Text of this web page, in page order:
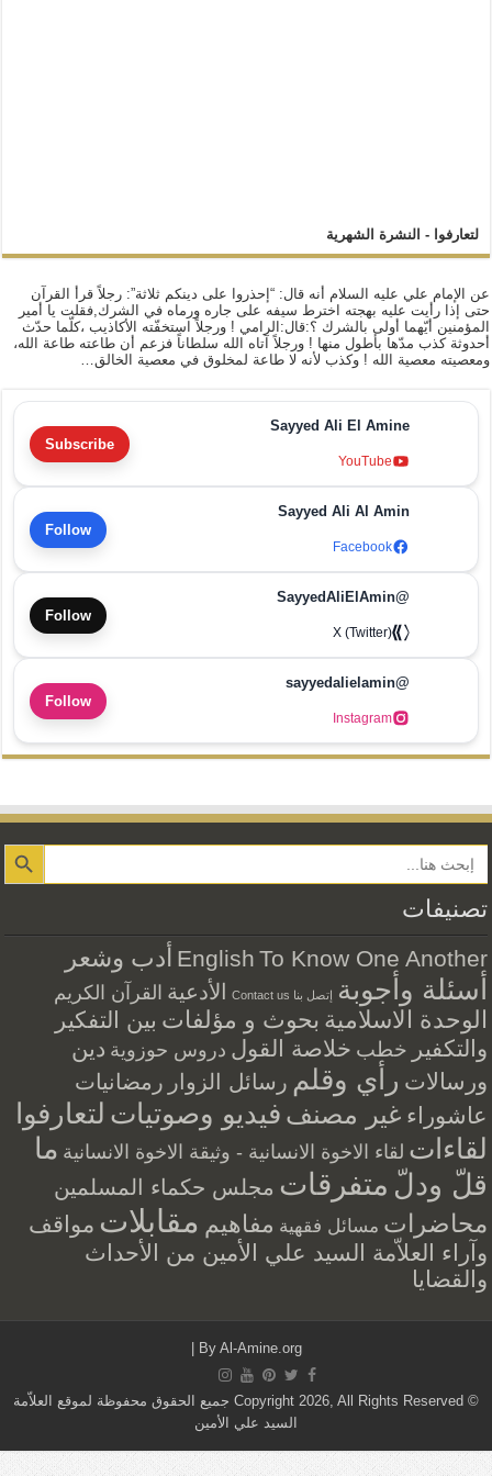
لتعارفوا - النشرة الشهرية
عن الإمام علي عليه السلام أنه قال: “إحذروا على دينكم ثلاثة”: رجلاً قرأ القرآن
حتى إذا رأيت عليه بهجته اخترط سيفه على جاره ورماه في الشرك,فقلت يا أمير
المؤمنين أيّهما أولى بالشرك ؟:قال:الرامي ! ورجلاً استخفّته الأكاذيب ،كلّما حدّث
أحدوثة كذب مدّها بأطول منها ! ورجلاً آتاه الله سلطاناً فزعم أن طاعته طاعة الله،
ومعصيته معصية الله ! وكذب لأنه لا طاعة لمخلوق في معصية الخالق…
Sayyed Ali El Amine
YouTube
Subscribe
Sayyed Ali Al Amin
Facebook
Follow
@SayyedAliElAmin
X (Twitter)
Follow
@sayyedalielamin
Instagram
Follow
Search Button
تصنيفات
English To Know One Another أدب وشعر
أسئلة وأجوبة إتصل بنا Contact us الأدعية القرآن الكريم
الوحدة الاسلامية بحوث و مؤلفات بين التفكير
والتكفير خطب خلاصة القول دروس حوزوية دين
ورسالات رأي وقلم رسائل الزوار رمضانيات
عاشوراء غير مصنف فيديو وصوتيات لتعارفوا
لقاءات لقاء الاخوة الانسانية - وثيقة الاخوة الانسانية ما
قلّ ودلّ متفرقات مجلس حكماء المسلمين
محاضرات مسائل فقهية مفاهيم مقابلات مواقف
وآراء العلاّمة السيد علي الأمين من الأحداث
والقضايا
By Al-Amine.org
© Copyright 2026, All Rights Reserved جميع الحقوق محفوظة لموقع العلاّمة
السيد علي الأمين